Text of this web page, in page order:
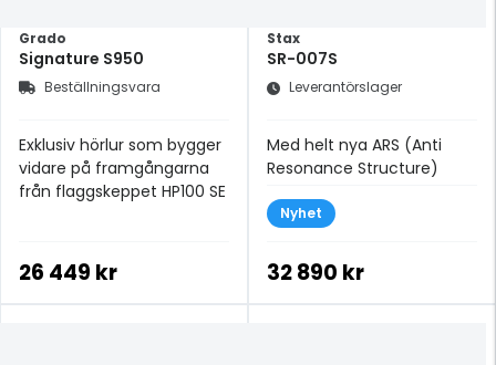
Grado
Signature S950
Beställningsvara
Exklusiv hörlur som bygger
vidare på framgångarna
från flaggskeppet HP100 SE
26 449 kr
Stax
SR-007S
Leverantörslager
Med helt nya ARS (Anti
Resonance Structure)
Nyhet
32 890 kr